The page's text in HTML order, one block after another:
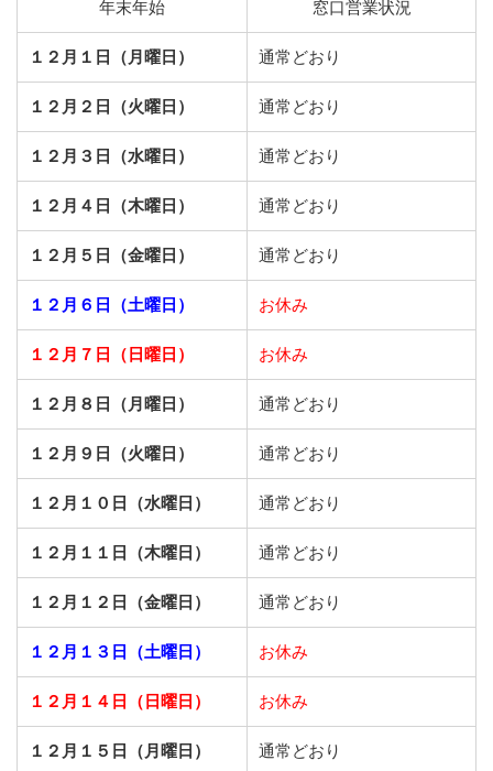
年末年始 窓口営業状況
１２月１日（月曜日） 通常どおり
１２月２日（火曜日） 通常どおり
１２月３日（水曜日） 通常どおり
１２月４日（木曜日） 通常どおり
１２月５日（金曜日） 通常どおり
１２月６日（土曜日） お休み
１２月７日（日曜日） お休み
１２月８日（月曜日） 通常どおり
１２月９日（火曜日） 通常どおり
１２月１０日（水曜日） 通常どおり
１２月１１日（木曜日） 通常どおり
１２月１２日（金曜日） 通常どおり
１２月１３日（土曜日） お休み
１２月１４日（日曜日） お休み
１２月１５日（月曜日） 通常どおり